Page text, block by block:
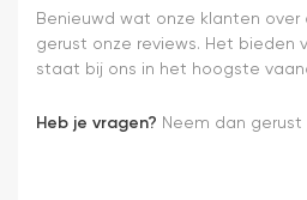
Benieuwd wat onze klanten over
gerust onze reviews. Het bieden
staat bij ons in het hoogste
Heb je vragen? Neem dan